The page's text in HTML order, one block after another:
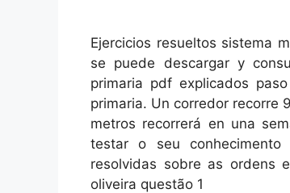
Ejercicios resueltos sistema
se puede descargar y
primaria pdf explicados
primaria. Un corredor recorre
metros recorrerá en una
testar o seu
resolvidas sobre as ordens
oliveira questão 1